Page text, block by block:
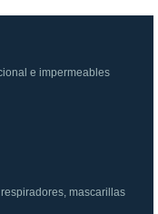
e impermeables
mascarillas